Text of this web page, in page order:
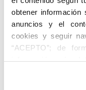
obtener información
anuncios y el
cookies y seguir
“ACEPTO”; de
información más
en el botón